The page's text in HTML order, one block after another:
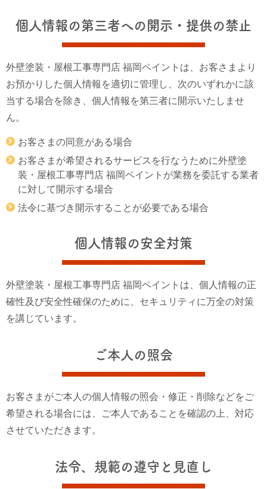
個人情報の第三者への開示・提供の禁止
外壁塗装・屋根工事専門店 福岡ペイントは、お客さまより
お預かりした個人情報を適切に管理し、次のいずれかに該
当する場合を除き、個人情報を第三者に開示いたしませ
ん。
お客さまの同意がある場合
お客さまが希望されるサービスを行なうために外壁塗
装・屋根工事専門店 福岡ペイントが業務を委託する業者
に対して開示する場合
法令に基づき開示することが必要である場合
個人情報の安全対策
外壁塗装・屋根工事専門店 福岡ペイントは、個人情報の正
確性及び安全性確保のために、セキュリティに万全の対策
を講じています。
ご本人の照会
お客さまがご本人の個人情報の照会・修正・削除などをご
希望される場合には、ご本人であることを確認の上、対応
させていただきます。
法令、規範の遵守と見直し